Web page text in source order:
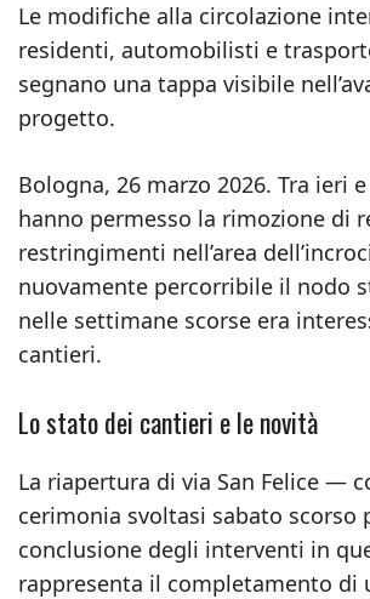
Le modifiche alla circolazione
residenti, automobilisti e
segnano una tappa visibile
progetto.
Bologna, 26 marzo 2026. Tra ieri
hanno permesso la rimozione di
restringimenti nell’area
nuovamente percorribile il nodo
nelle settimane scorse era
cantieri.
Lo stato dei cantieri e le novità
La riapertura di via San Felice —
cerimonia svoltasi sabato scorso
conclusione degli interventi in
rappresenta il completamento di